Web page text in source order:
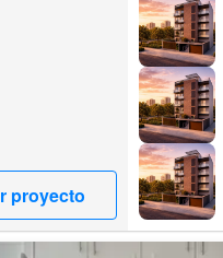
proyecto